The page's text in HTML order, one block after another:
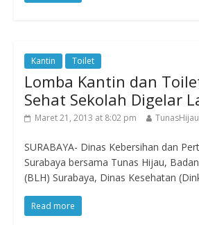
Kantin Toilet
Lomba Kantin dan
Sehat Sekolah Digelar
Maret 21, 2013 at 8:02 pm TunasHijau
SURABAYA- Dinas Kebersihan dan
Surabaya bersama Tunas Hijau,
(BLH) Surabaya, Dinas Kesehatan
Read more